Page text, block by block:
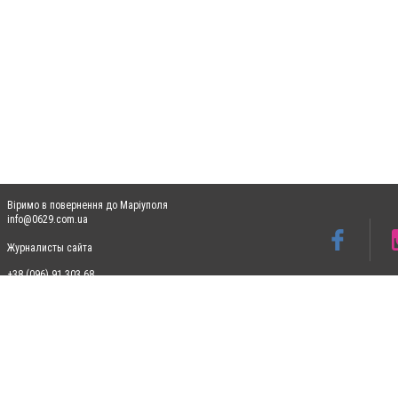
Віримо в повернення до Маріуполя
info@0629.com.ua
Журналисты сайта
+38 (096) 91 303 68